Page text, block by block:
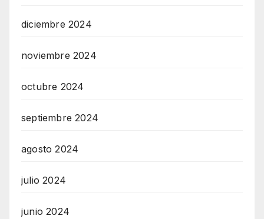
diciembre 2024
noviembre 2024
octubre 2024
septiembre 2024
agosto 2024
julio 2024
junio 2024